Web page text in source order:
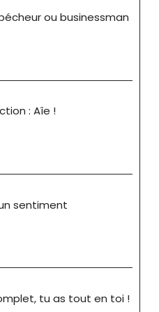
ou businessman
: Aîe !
sentiment
tu as tout en toi !